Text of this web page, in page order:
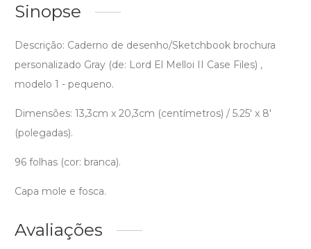
Sinopse
Descrição: Caderno de desenho/Sketchbook brochura
personalizado Gray (de: Lord El Melloi II Case Files) ,
modelo 1 - pequeno.
Dimensões: 13,3cm x 20,3cm (centímetros) / 5.25' x 8'
(polegadas).
96 folhas (cor: branca).
Capa mole e fosca.
Avaliações